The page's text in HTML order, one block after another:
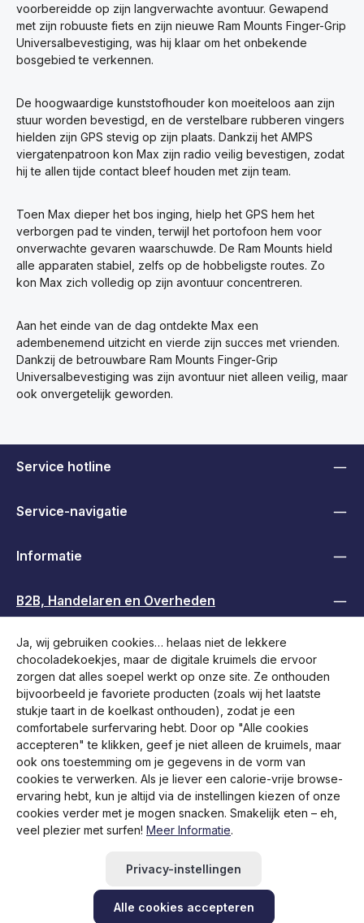
voorbereidde op zijn langverwachte avontuur. Gewapend
met zijn robuuste fiets en zijn nieuwe Ram Mounts Finger-Grip
Universalbevestiging, was hij klaar om het onbekende
bosgebied te verkennen.
De hoogwaardige kunststofhouder kon moeiteloos aan zijn
stuur worden bevestigd, en de verstelbare rubberen vingers
hielden zijn GPS stevig op zijn plaats. Dankzij het AMPS
viergatenpatroon kon Max zijn radio veilig bevestigen, zodat
hij te allen tijde contact bleef houden met zijn team.
Toen Max dieper het bos inging, hielp het GPS hem het
verborgen pad te vinden, terwijl het portofoon hem voor
onverwachte gevaren waarschuwde. De Ram Mounts hield
alle apparaten stabiel, zelfs op de hobbeligste routes. Zo
kon Max zich volledig op zijn avontuur concentreren.
Aan het einde van de dag ontdekte Max een
adembenemend uitzicht en vierde zijn succes met vrienden.
Dankzij de betrouwbare Ram Mounts Finger-Grip
Universalbevestiging was zijn avontuur niet alleen veilig, maar
ook onvergetelijk geworden.
Service hotline
Service-navigatie
Informatie
B2B, Handelaren en Overheden
Volg ons
bezorgkosten, indien niet anders vermeld.
Retourzending startenHulp / ContactFAQRMA aanvragen
Newsletter abonnieren
Ja, wij gebruiken cookies… helaas niet de lekkere
chocoladekoekjes, maar de digitale kruimels die ervoor
zorgen dat alles soepel werkt op onze site. Ze onthouden
bijvoorbeeld je favoriete producten (zoals wij het laatste
stukje taart in de koelkast onthouden), zodat je een
comfortabele surfervaring hebt. Door op "Alle cookies
accepteren" te klikken, geef je niet alleen de kruimels, maar
ook ons toestemming om je gegevens in de vorm van
cookies te verwerken. Als je liever een calorie-vrije browse-
ervaring hebt, kun je altijd via de instellingen kiezen of onze
cookies verder met je mogen snacken. Smakelijk eten – eh,
veel plezier met surfen! Meer Informatie.
Privacy-instellingen
Alle cookies accepteren